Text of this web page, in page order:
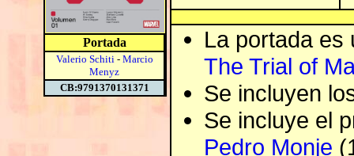
Portada
Valerio Schiti- Marcio
Menyz
CB:9791370131371
La portada
The Trial of
Se incluyen
Se incluye el
Pedro Monje